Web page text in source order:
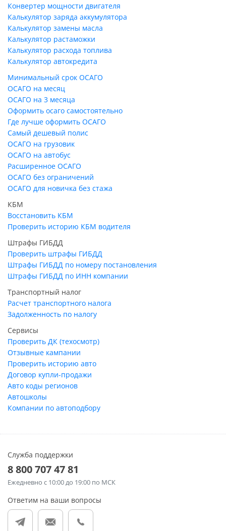
Конвертер мощности двигателя
Калькулятор заряда аккумулятора
Калькулятор замены масла
Калькулятор растаможки
Калькулятор расхода топлива
Калькулятор автокредита
Минимальный срок ОСАГО
ОСАГО на месяц
ОСАГО на 3 месяца
Оформить осаго самостоятельно
Где лучше оформить ОСАГО
Самый дешевый полис
ОСАГО на грузовик
ОСАГО на автобус
Расширенное ОСАГО
ОСАГО без ограничений
ОСАГО для новичка без стажа
КБМ
Восстановить КБМ
Проверить историю КБМ водителя
Штрафы ГИБДД
Проверить штрафы ГИБДД
Штрафы ГИБДД по номеру постановления
Штрафы ГИБДД по ИНН компании
Транспортный налог
Расчет транспортного налога
Задолженность по налогу
Сервисы
Проверить ДК (техосмотр)
Отзывные кампании
Проверить историю авто
Договор купли-продажи
Авто коды регионов
Автошколы
Компании по автоподбору
Служба поддержки
8 800 707 47 81
Ежедневно с 10:00 до 19:00 по МСК
Ответим на ваши вопросы